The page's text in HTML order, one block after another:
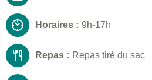
Horaires : 9h-17h
Repas : Repas tiré du sac